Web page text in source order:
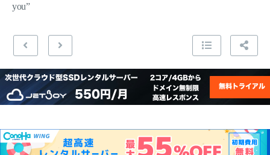
you”